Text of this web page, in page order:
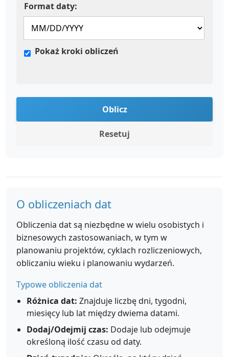
Format daty:
Pokaż kroki obliczeń
Oblicz
Resetuj
O obliczeniach dat
Obliczenia dat są niezbędne w wielu osobistych i
biznesowych zastosowaniach, w tym w
planowaniu projektów, cyklach rozliczeniowych,
obliczaniu wieku i planowaniu wydarzeń.
Typowe obliczenia dat
Różnica dat: Znajduje liczbę dni, tygodni,
miesięcy lub lat między dwiema datami.
Dodaj/Odejmij czas: Dodaje lub odejmuje
określoną ilość czasu od daty.